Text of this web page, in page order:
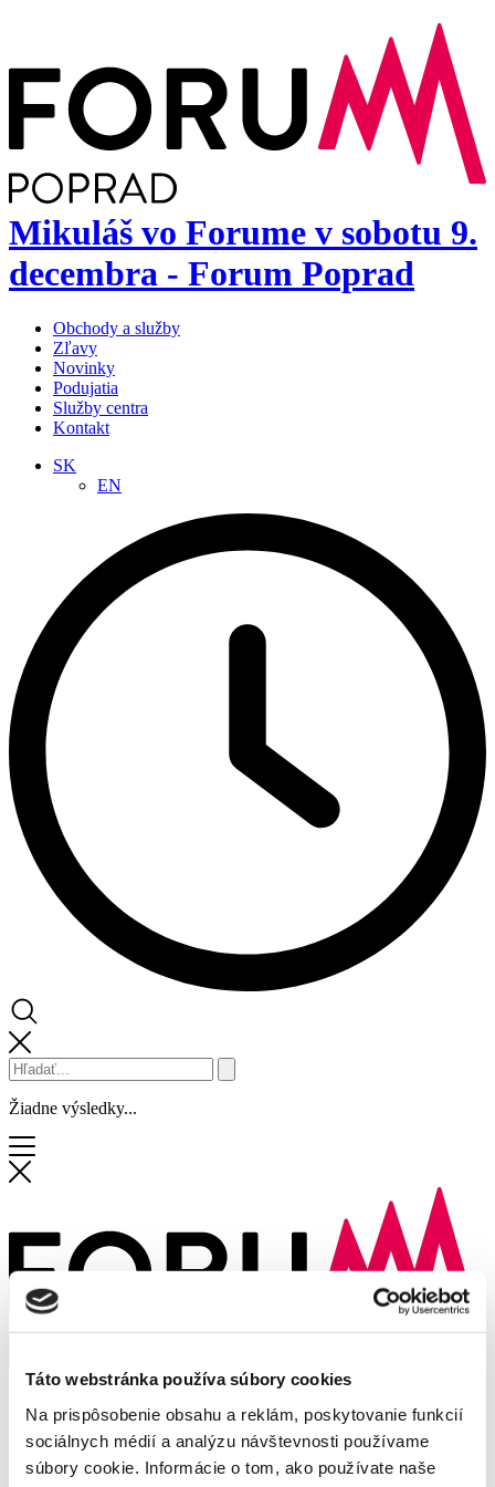
Táto webstránka používa súbory cookies
Na prispôsobenie obsahu a reklám, poskytovanie funkcií
sociálnych médií a analýzu návštevnosti používame
súbory cookie. Informácie o tom, ako používate naše
Mikuláš vo Forume v sobotu 9.
decembra - Forum Poprad
Obchody a služby
Zľavy
Novinky
Podujatia
Služby centra
Kontakt
SK
EN
Žiadne výsledky...
Zľavy
Novinky
Podujatia
Služby centra